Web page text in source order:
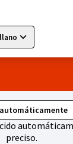
Choose
preciso.